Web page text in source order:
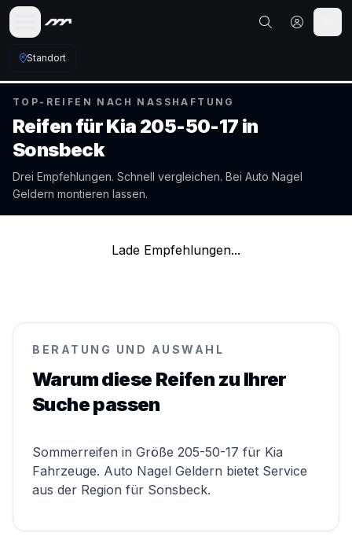
Standort
TOP-REIFEN NACH NASSHAFTUNG
Reifen fürKia 205-50-17 in
Sonsbeck
Drei Empfehlungen. Schnell vergleichen. Bei Auto Nagel
Geldern montieren lassen.
Lade Empfehlungen...
BERATUNG UND AUSWAHL
Warum diese Reifen zu Ihrer
Suche passen
Sommerreifen in Größe 205-50-17 für Kia
Fahrzeuge. Auto Nagel Geldern bietet Service
aus der Region für Sonsbeck.